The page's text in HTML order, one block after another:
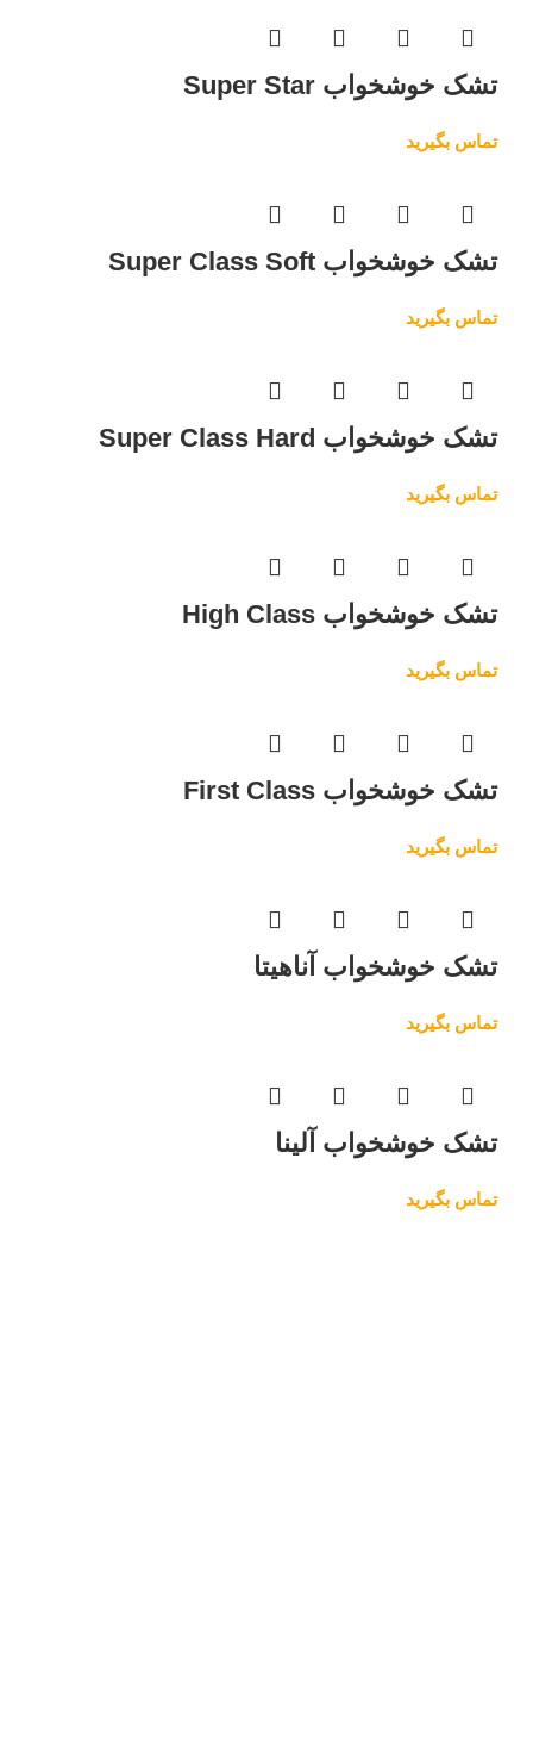
تشک خوشخواب Super Star
تماس بگیرید
تشک خوشخواب Super Class Soft
تماس بگیرید
تشک خوشخواب Super Class Hard
تماس بگیرید
تشک خوشخواب High Class
تماس بگیرید
تشک خوشخواب First Class
تماس بگیرید
تشک خوشخواب آناهیتا
تماس بگیرید
تشک خوشخواب آلینا
تماس بگیرید